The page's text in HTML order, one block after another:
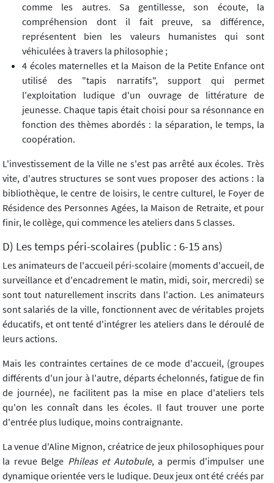
comme les autres. Sa gentillesse, son écoute, la
compréhension dont il fait preuve, sa différence,
représentent bien les valeurs humanistes qui sont
véhiculées à travers la philosophie ;
4 écoles maternelles et la Maison de la Petite Enfance ont
utilisé des "tapis narratifs", support qui permet
l'exploitation ludique d'un ouvrage de littérature de
jeunesse. Chaque tapis était choisi pour sa résonnance en
fonction des thèmes abordés : la séparation, le temps, la
coopération.
L'investissement de la Ville ne s'est pas arrêté aux écoles. Très
vite, d'autres structures se sont vues proposer des actions : la
bibliothèque, le centre de loisirs, le centre culturel, le Foyer de
Résidence des Personnes Agées, la Maison de Retraite, et pour
finir, le collège, qui commence les ateliers dans 5 classes.
D) Les temps péri-scolaires (public : 6-15 ans)
Les animateurs de l'accueil péri-scolaire (moments d'accueil, de
surveillance et d'encadrement le matin, midi, soir, mercredi) se
sont tout naturellement inscrits dans l'action. Les animateurs
sont salariés de la ville, fonctionnent avec de véritables projets
éducatifs, et ont tenté d'intégrer les ateliers dans le déroulé de
leurs actions.
Mais les contraintes certaines de ce mode d'accueil, (groupes
différents d'un jour à l'autre, départs échelonnés, fatigue de fin
de journée), ne facilitent pas la mise en place d'ateliers tels
qu'on les connaît dans les écoles. Il faut trouver une porte
d'entrée plus ludique, moins contraignante.
La venue d'Aline Mignon, créatrice de jeux philosophiques pour
la revue Belge Phileas et Autobule, a permis d'impulser une
dynamique orientée vers le ludique. Deux jeux ont été créés par